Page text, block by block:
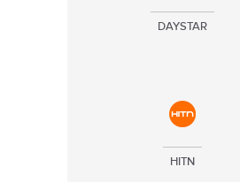
DAYSTAR
HITN